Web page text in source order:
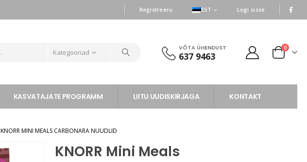
Registreeru EST Logi sisse
Kategooriad
VÕTA ÜHENDUST
637 9463
0
KASVATAJATE PROGRAMM LIITU UUDISKIRJAGA KONTAKT
KNORR MINI MEALS CARBONARA NUUDLID
KNORR Mini Meals